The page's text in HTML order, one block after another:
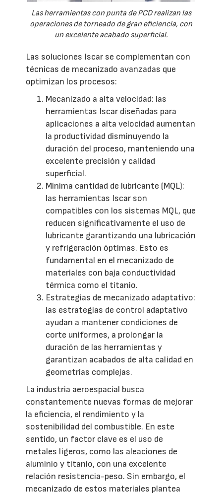
Las herramientas con punta de PCD realizan las
operaciones de torneado de gran eficiencia, con
un excelente acabado superficial.
Las soluciones Iscar se complementan con
técnicas de mecanizado avanzadas que
optimizan los procesos:
Mecanizado a alta velocidad: las
herramientas Iscar diseñadas para
aplicaciones a alta velocidad aumentan
la productividad disminuyendo la
duración del proceso, manteniendo una
excelente precisión y calidad
superficial.
Mínima cantidad de lubricante (MQL):
las herramientas Iscar son
compatibles con los sistemas MQL, que
reducen significativamente el uso de
lubricante garantizando una lubricación
y refrigeración óptimas. Esto es
fundamental en el mecanizado de
materiales con baja conductividad
térmica como el titanio.
Estrategias de mecanizado adaptativo:
las estrategias de control adaptativo
ayudan a mantener condiciones de
corte uniformes, a prolongar la
duración de las herramientas y
garantizan acabados de alta calidad en
geometrías complejas.
La industria aeroespacial busca
constantemente nuevas formas de mejorar
la eficiencia, el rendimiento y la
sostenibilidad del combustible. En este
sentido, un factor clave es el uso de
metales ligeros, como las aleaciones de
aluminio y titanio, con una excelente
relación resistencia-peso. Sin embargo, el
mecanizado de estos materiales plantea